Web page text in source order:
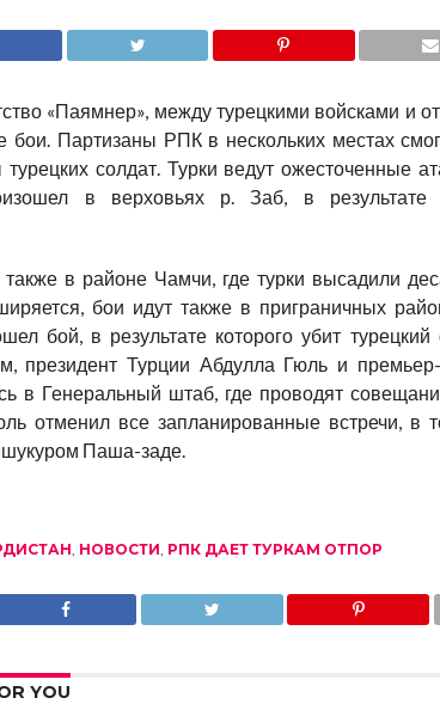
«Паямнер», между турецкими войсками и
бои. Партизаны РПК в нескольких местах
солдат. Турки ведут ожесточенные
в верховьях р. Заб, в результате
в районе Чамчи, где турки высадили
бои идут также в приграничных
бой, в результате которого убит
президент Турции Абдулла Гюль и
в Генеральный штаб, где проводят
отменил все запланированные встречи,
Паша-заде.
, НОВОСТИ, РПК ДАЕТ ТУРКАМ ОТПОР
YOU